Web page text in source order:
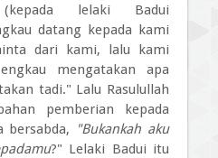
lelaki Badui
datang kepada kami
dari kami, lalu kami
mengatakan apa
tadi." Lalu Rasulullah
pemberian kepada
bersabda,
"Bukankah aku
?" Lelaki Badui itu